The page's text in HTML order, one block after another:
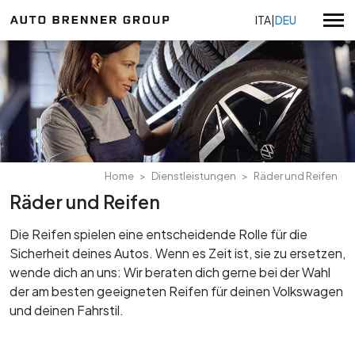
ITA|DEU
Volkswagen
Volkswagen Nutzfahrzeuge
Gebrauchtwagen
Audi Service
Seat Service
KIA
Alle Aktionen
Volkswagen Angebote
Nutzfahrzeuge Angebote
KIA Angebote
Serviceaktionen
Alle Standorte
Auto Brenner Bozen
Auto Brenner Meran
Auto Brenner Brixen
Auto Brenner Bruneck
Auto Brenner Gebraucht Bozen
Über uns
Zertifizierungen
Arbeiten Sie mit uns
Datenschutzerklärung
Volkswagen Neuwagen
Volkswagen Gebrauchtwagen
Home Dienstleistungen Räder und Reifen
Räder und Reifen
Die Reifen spielen eine entscheidende Rolle für die
Sicherheit deines Autos. Wenn es Zeit ist, sie zu ersetzen,
wende dich an uns: Wir beraten dich gerne bei der Wahl
der am besten geeigneten Reifen für deinen Volkswagen
und deinen Fahrstil.